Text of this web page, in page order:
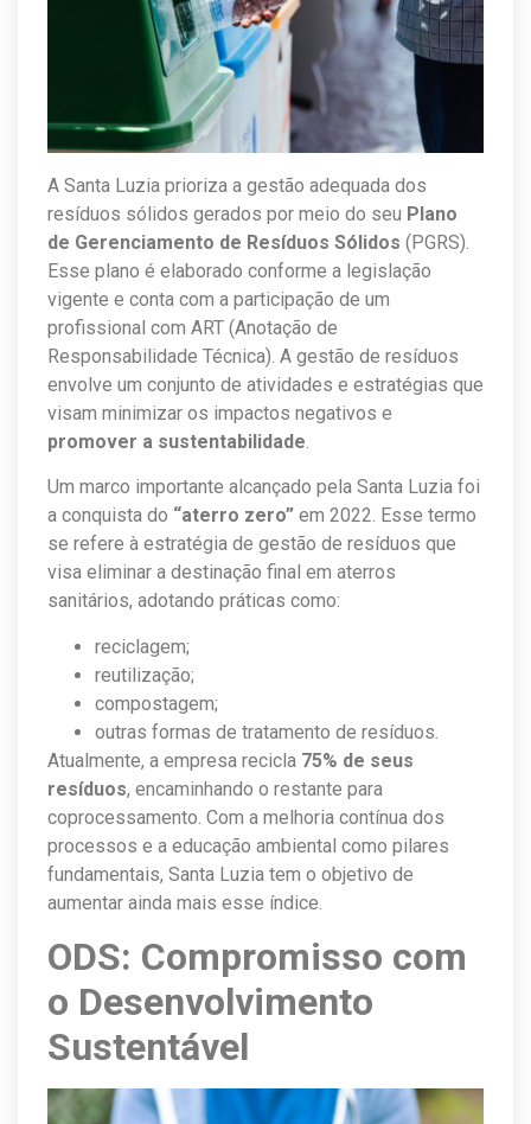
A Santa Luzia prioriza a gestão adequada dos
resíduos sólidos gerados por meio do seu Plano
de Gerenciamento de Resíduos Sólidos (PGRS).
Esse plano é elaborado conforme a legislação
vigente e conta com a participação de um
profissional com ART (Anotação de
Responsabilidade Técnica). A gestão de resíduos
envolve um conjunto de atividades e estratégias que
visam minimizar os impactos negativos e
promover a sustentabilidade.
Um marco importante alcançado pela Santa Luzia foi
a conquista do “aterro zero” em 2022. Esse termo
se refere à estratégia de gestão de resíduos que
visa eliminar a destinação final em aterros
sanitários, adotando práticas como:
reciclagem;
reutilização;
compostagem;
outras formas de tratamento de resíduos.
Atualmente, a empresa recicla 75% de seus
resíduos, encaminhando o restante para
coprocessamento. Com a melhoria contínua dos
processos e a educação ambiental como pilares
fundamentais, Santa Luzia tem o objetivo de
aumentar ainda mais esse índice.
ODS: Compromisso com
o Desenvolvimento
Sustentável